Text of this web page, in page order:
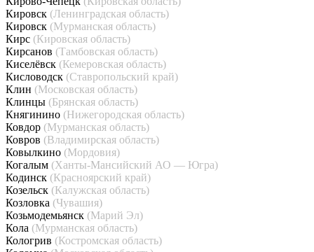
Кировск (Ленинградская область)
Кировск (Мурманская область)
Кирс (Кировская область)
Кирсанов (Тамбовская область)
Киселёвск (Кемеровская область)
Кисловодск (Ставропольский край)
Клин (Московская область)
Клинцы (Брянская область)
Княгинино (Нижегородская область)
Ковдор (Мурманская область)
Ковров (Владимирская область)
Ковылкино (Мордовия)
Когалым (Ханты-Мансийский АО — Югра)
Кодинск (Красноярский край)
Козельск (Калужская область)
Козловка (Чувашия)
Козьмодемьянск (Марий Эл)
Кола (Мурманская область)
Кологрив (Костромская область)